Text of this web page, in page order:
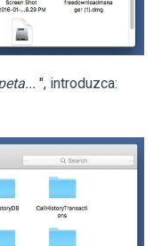
", introduzca: